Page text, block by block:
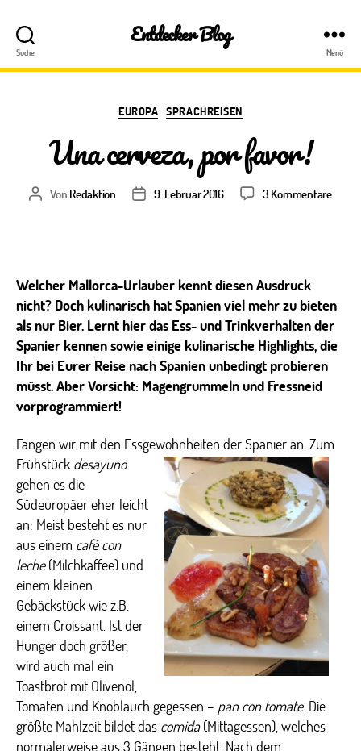
Suche
Entdecker Blog
Menü
Kategorien
EUROPA SPRACHREISEN
Una cerveza, por favor!
Beitragsautor
Von Redaktion Veröffentlichungsdatum
9. Februar 2016 3 Kommentarezu
Welcher Mallorca-Urlauber kennt diesen Ausdruck
nicht? Doch kulinarisch hat Spanien viel mehr zu bieten
als nur Bier. Lernt hier das Ess- und Trinkverhalten der
Spanier kennen sowie einige kulinarische Highlights, die
Ihr bei Eurer Reise nach Spanien unbedingt probieren
müsst. Aber Vorsicht: Magengrummeln und Fressneid
vorprogrammiert!
Fangen wir mit den Essgewohnheiten der Spanieran. Zum
Frühstück desayuno
gehen es die
Südeuropäer eher leicht
an: Meist besteht es nur
aus einem café con
leche(Milchkaffee) und
einem kleinen
Gebäckstück wie z.B.
einem Croissant. Ist der
Hunger doch größer,
wird auch mal ein
Toastbrot mit Olivenöl,
Tomaten und Knoblauch gegessen – pan con tomate. Die
größte Mahlzeit bildet das comida(Mittagessen), welches
normalerweise aus 3 Gängen besteht. Nach dem